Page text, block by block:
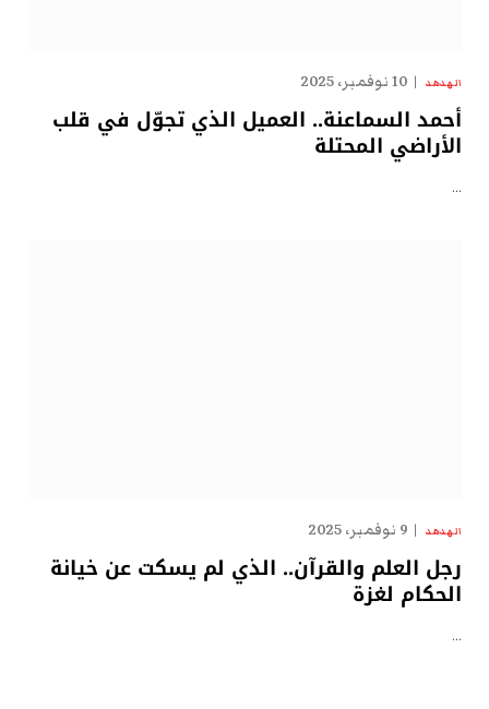
الهدهد 10 نوفمبر، 2025
أحمد السماعنة.. العميل الذي تجوّل في قلب
الأراضي المحتلة
…
الهدهد 9 نوفمبر، 2025
رجل العلم والقرآن.. الذي لم يسكت عن خيانة
الحكام لغزة
…